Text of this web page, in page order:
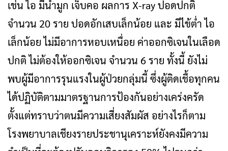
เช่น ไอ มีน้ำมูก เจ็บคอ ผลการ X-ray ปอดปกติ
จำนวน 20 ราย ปอดอักเสบเล็กน้อย และ มีไข้ต่ำ ไอ
เล็กน้อย ไม่มีอาการหอบเหนื่อย ค่าออกซิเจนในเลือด
ปกติ ไม่ต้องให้ออกซิเจน จำนวน 6 ราย ทั้งนี้ ยังไม่
พบผู้มีอาการรุนแรงในผู้ป่วยกลุ่มนี้ ซึ่งผู้ติดเชื้อทุกคน
ได้ปฏิบัติตามมาตรฐานการป้องกันอย่างเคร่งครัด
ตั้งแต่ทราบว่าตนมีความเสี่ยงสัมผัส อย่างไรก็ตาม
โรงพยาบาลเชียงรายประชานุเคราะห์ยังคงมีความ